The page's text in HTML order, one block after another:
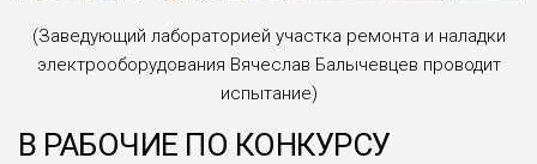
(Заведующий лабораторией участка ремонта и наладки
электрооборудования Вячеслав Балычевцев проводит
испытание)
В РАБОЧИЕ ПО КОНКУРСУ